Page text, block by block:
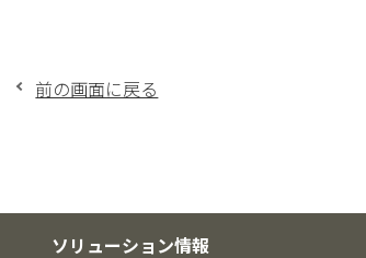
前の画面に戻る
ソリューション情報